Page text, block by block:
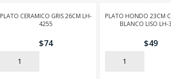
PLATO CERAMICO GRIS 26CM LH-
4255
$74
AÑADIR
PLATO HONDO 23CM
BLANCO LISO LH-
$49
AÑADIR